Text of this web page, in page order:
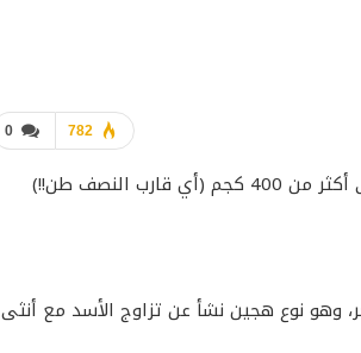
0 782
ما تشاهده في الصورة هو: هرقل، أكبر قط في العالم، بوزن يصل إلى أكثر من 400 كجم (أي قارب النصف طن!!)
وهو نوع هجين نشأ عن تزاوج الأسد مع أنثى